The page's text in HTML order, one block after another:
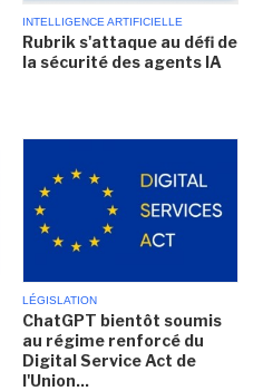
INTELLIGENCE ARTIFICIELLE
Rubrik s'attaque au défi de
la sécurité des agents IA
LÉGISLATION
ChatGPT bientôt soumis
au régime renforcé du
Digital Service Act de
l'Union...